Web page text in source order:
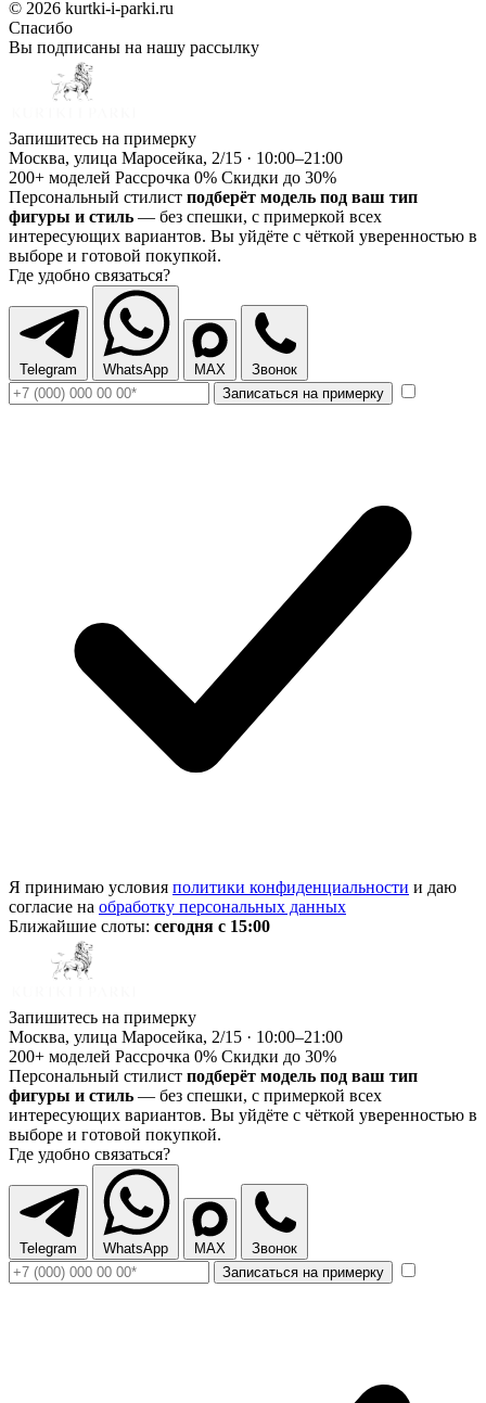
© 2026 kurtki-i-parki.ru
Спасибо
Вы подписаны на нашу рассылку
Запишитесь на примерку
Москва, улица Маросейка, 2/15 · 10:00–21:00
200+ моделей Рассрочка 0% Скидки до 30%
Персональный стилист подберёт модель под ваш тип
фигуры и стиль — без спешки, с примеркой всех
интересующих вариантов. Вы уйдёте с чёткой уверенностью в
выборе и готовой покупкой.
Где удобно связаться?
Telegram WhatsApp MAX
Звонок
Записаться на примерку
Я принимаю условия политики конфиденциальности и даю
согласие на обработку персональных данных
Ближайшие слоты: сегодня с 15:00
Запишитесь на примерку
Москва, улица Маросейка, 2/15 · 10:00–21:00
200+ моделей Рассрочка 0% Скидки до 30%
Персональный стилист подберёт модель под ваш тип
фигуры и стиль — без спешки, с примеркой всех
интересующих вариантов. Вы уйдёте с чёткой уверенностью в
выборе и готовой покупкой.
Где удобно связаться?
Telegram WhatsApp MAX
Звонок
Записаться на примерку